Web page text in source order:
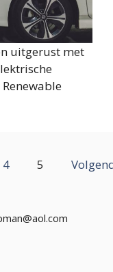
uitgerust met
4 5